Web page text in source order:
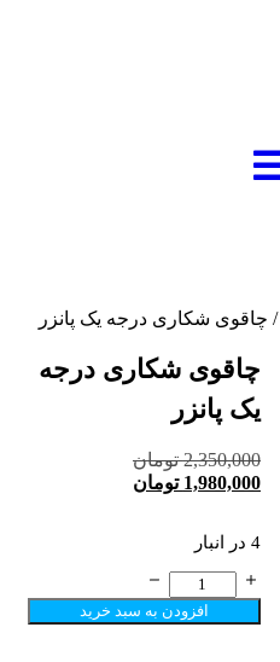
/ چاقوی شکاری درجه یک پانزر
چاقوی شکاری درجه
یک پانزر
2,350,000 تومان
1,980,000 تومان
4 در انبار
افزودن به سبد خرید